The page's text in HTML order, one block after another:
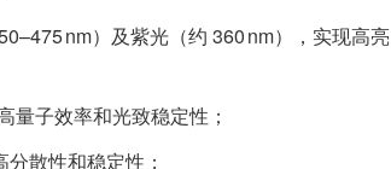
nm）及紫光（约 360 nm），实现高亮
量子效率和光致稳定性；
散性和稳定性；